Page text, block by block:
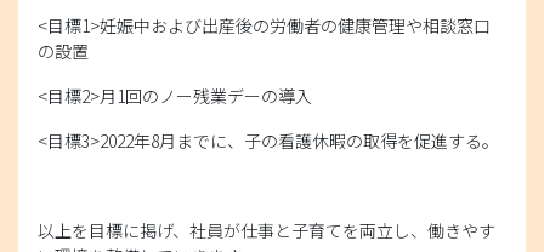
<目標1>妊娠中および出産後の労働者の健康管理や相談窓口
の設置
<目標2>月1回のノー残業デーの導入
<目標3>2022年8月までに、子の看護休暇の取得を促進する。
以上を目標に掲げ、社員が仕事と子育てを両立し、働きやす